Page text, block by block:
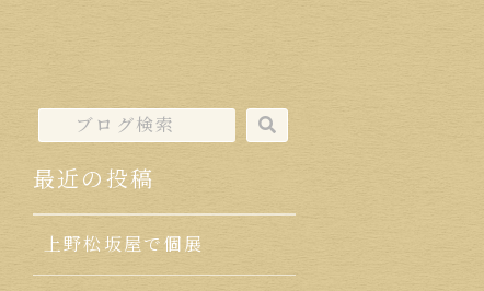
最近の投稿
上野松坂屋で個展